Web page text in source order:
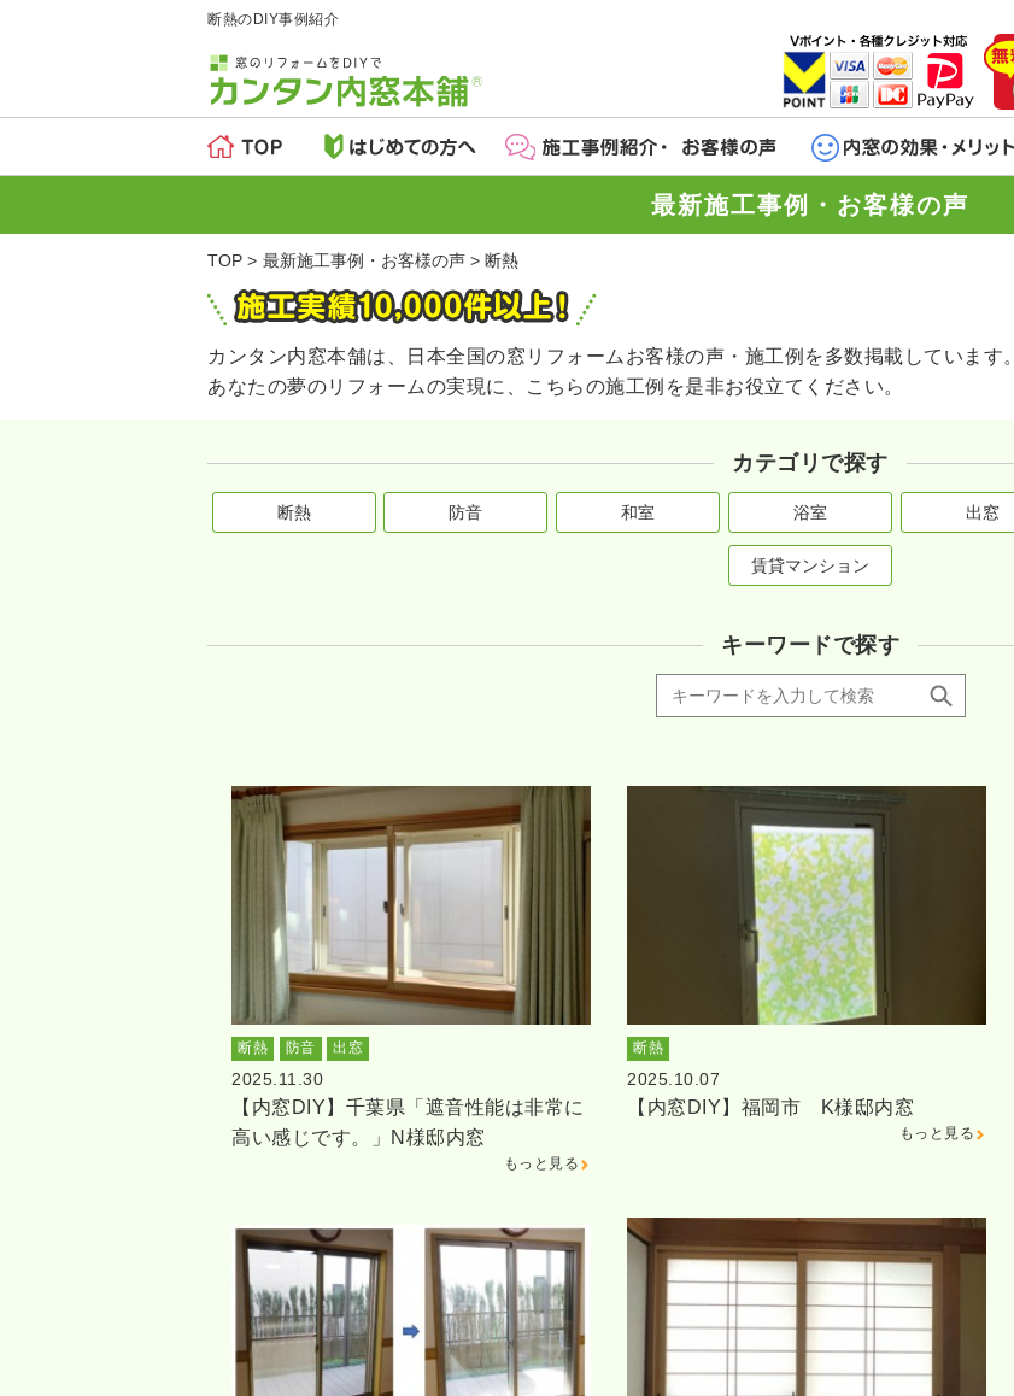
断熱のDIY事例紹介
最新施工事例・お客様の声
TOP 最新施工事例・お客様の声 断熱
カンタン内窓本舗は、日本全国の窓リフォームお客様の声・施工例を多数掲載しています。
あなたの夢のリフォームの実現に、こちらの施工例を是非お役立てください。
カテゴリで探す
断熱 防音 和室 浴室 出窓
賃貸マンション
キーワードで探す
断熱 防音 出窓
2025.11.30
【内窓DIY】千葉県「遮音性能は非常に
高い感じです。」N様邸内窓
もっと見る
断熱
2025.10.07
【内窓DIY】福岡市 K様邸内窓
もっと見る